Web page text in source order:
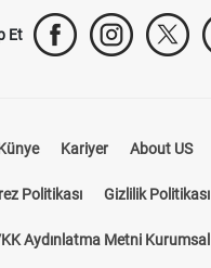
Et
Kariyer About US
Politikası Gizlilik Politikası
Aydınlatma Metni Kurumsal